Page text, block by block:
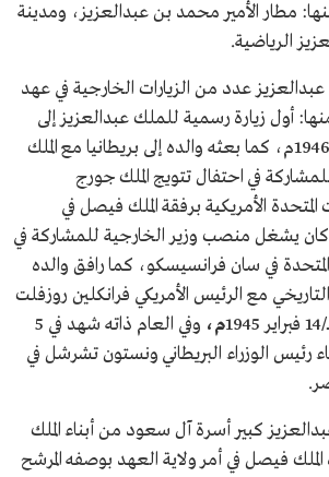
مطار الأمير محمد بن عبدالعزيز، ومدينة
الرياضية.
عدد من الزيارات الخارجية في عهد
أول زيارة رسمية للملك عبدالعزيز إلى
دولة مصر في 1365هـ/1946م، كما بعثه والده إلى بريطانيا مع الملك
في احتفال تتويج الملك جورج
المتحدة الأمريكية برفقة الملك فيصل في
عندما كان يشغل منصب وزير الخارجية للمشاركة في
في سان فرانسيسكو، كما رافق والده
مع الرئيس الأمريكي فرانكلين روزفلت
م،
وفي العام ذاته شهد في 5
رئيس الوزراء البريطاني ونستون تشرشل في
كبير أسرة آل سعود من أبناء الملك
فيصل في أمر ولاية العهد بوصفه المرشح